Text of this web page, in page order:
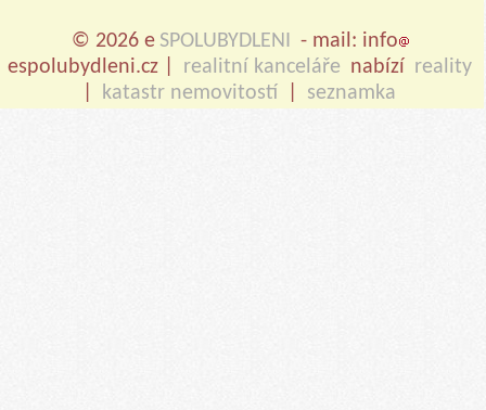
© 2026 e SPOLUBYDLENI - mail: info
espolubydleni.cz |
realitní kanceláře nabízí reality
katastr nemovitostí seznamka